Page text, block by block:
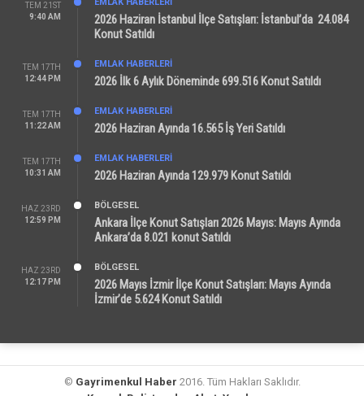
TEM 21ST
9:40 AM
2026 Haziran İstanbul İlçe Satışları: İstanbul’da 24.084
Konut Satıldı
TEM 17TH
12:44 PM
EMLAK HABERLERI
2026 İlk 6 Aylık Döneminde 699.516 Konut Satıldı
TEM 17TH
11:22 AM
EMLAK HABERLERI
2026 Haziran Ayında 16.565 İş Yeri Satıldı
TEM 17TH
10:31 AM
EMLAK HABERLERI
2026 Haziran Ayında 129.979 Konut Satıldı
HAZ 23RD
12:59 PM
BÖLGESEL
Ankara İlçe Konut Satışları 2026 Mayıs: Mayıs Ayında
Ankara’da 8.021 konut Satıldı
HAZ 23RD
12:17 PM
BÖLGESEL
2026 Mayıs İzmir İlçe Konut Satışları: Mayıs Ayında
İzmir’de 5.624 Konut Satıldı
© Gayrimenkul Haber 2016. Tüm Hakları Saklıdır.